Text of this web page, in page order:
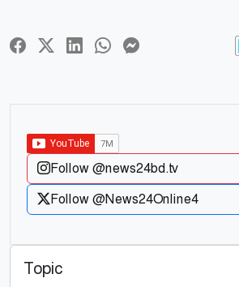
Follow @news24bd.tv
Follow @News24Online4
Topic